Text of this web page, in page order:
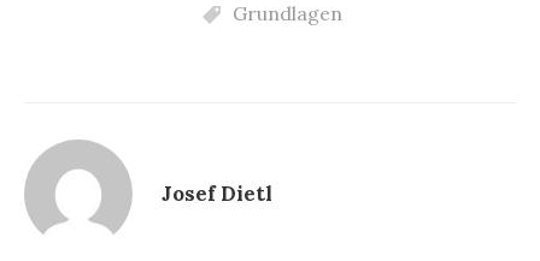
Grundlagen
Josef Dietl